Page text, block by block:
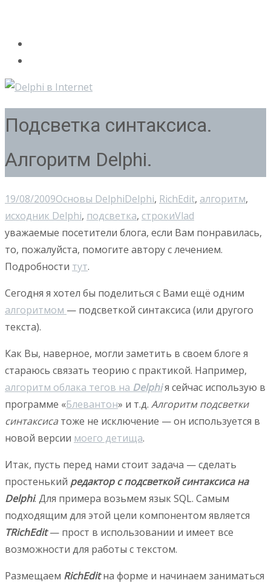
Подсветка синтаксиса.
Алгоритм Delphi.
19/08/2009Основы DelphiDelphi, RichEdit, алгоритм,
исходник Delphi, подсветка, строкиVlad
уважаемые посетители блога, если Вам понравилась,
то, пожалуйста, помогите автору с лечением.
Подробности тут.
Сегодня я хотел бы поделиться с Вами ещё одним
алгоритмом — подсветкой синтаксиса (или другого
текста).
Как Вы, наверное, могли заметить в своем блоге я
стараюсь связать теорию с практикой. Например,
алгоритм облака тегов на Delphiя сейчас использую в
программе «Блевантон» и т.д. Алгоритм подсветки
синтаксиса тоже не исключение — он используется в
новой версии моего детища.
Итак, пусть перед нами стоит задача — сделать
простенький редактор с подсветкой синтаксиса на
Delphi. Для примера возьмем язык SQL. Самым
подходящим для этой цели компонентом является
TRichEdit— прост в использовании и имеет все
возможности для работы с текстом.
Размещаем RichEditна форме и начинаем заниматься